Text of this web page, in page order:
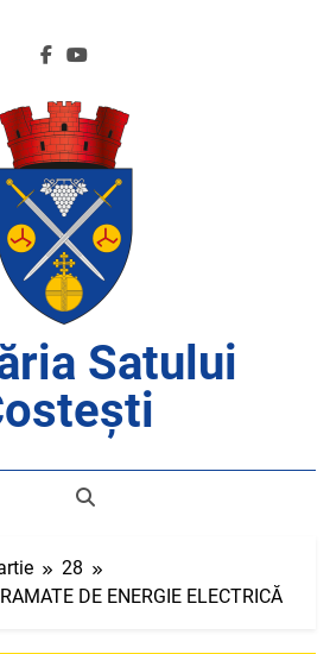
Satului
28
DE ENERGIE ELECTRICĂ